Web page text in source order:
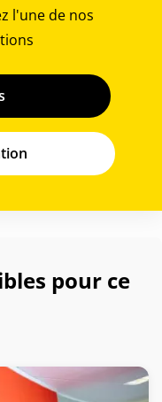
l'une de nos
pour ce